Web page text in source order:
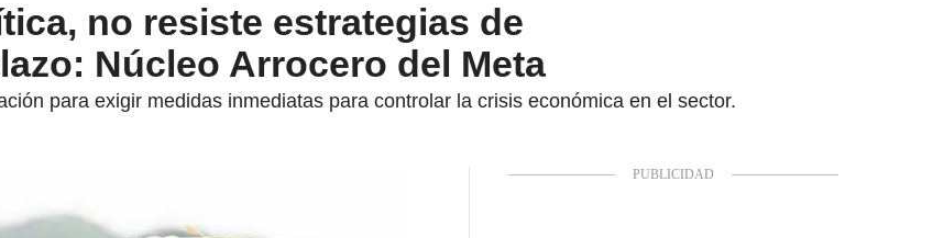
no resiste estrategias de
Núcleo Arrocero del Meta
para exigir medidas inmediatas para controlar la crisis económica en el sector.